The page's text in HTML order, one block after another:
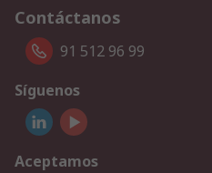
Contáctanos
91 512 96 99
Síguenos
Aceptamos